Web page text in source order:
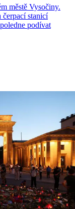
městě Vysočiny.
čerpací stanicí
podívat